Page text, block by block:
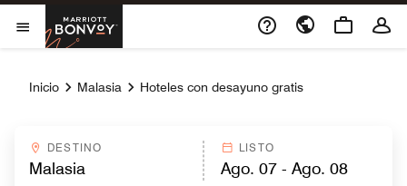
Skip to Content
Abrir el menú
Marriott Bonvoy
Inicio Malasia Hoteles con desayuno gratis
DESTINO LISTO